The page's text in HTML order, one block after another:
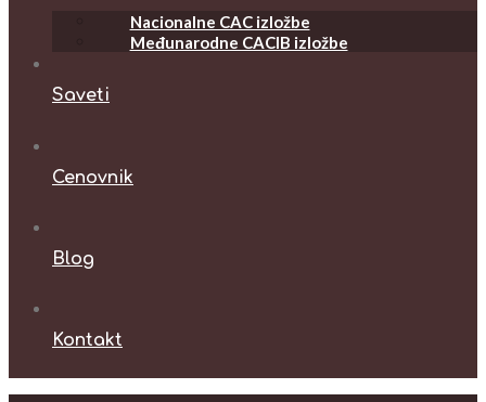
Nacionalne CAC izložbe
Međunarodne CACIB izložbe
Saveti
Cenovnik
Blog
Kontakt